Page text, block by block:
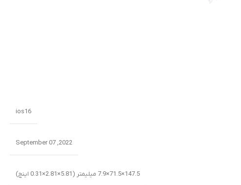
ios16
2022, September 07
147.5×71.5×7.9 میلیمتر (5.81×2.81×0.31 اینچ)